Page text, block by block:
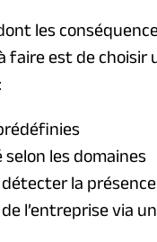
les
faire est de choisir
les domaines
la
l’entreprise via